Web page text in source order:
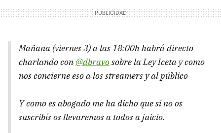
Mañana (viernes 3) a las 18:00h habrá directo
charlando con @dbravosobre la Ley Iceta y como
nos concierne eso a los streamers y al público
Y como es abogado me ha dicho que si no os
suscribís os llevaremos a todos a juicio.